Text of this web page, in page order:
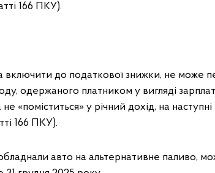
166 ПКУ).
включити до податкової знижки, не може
одержаного платником у вигляді
«поміститься» у річний дохід, на
166 ПКУ).
авто на альтернативне паливо,